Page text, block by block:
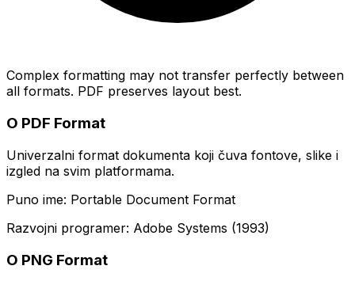
Complex formatting may not transfer perfectly between
all formats. PDF preserves layout best.
O PDF Format
Univerzalni format dokumenta koji čuva fontove, slike i
izgled na svim platformama.
Puno ime: Portable Document Format
Razvojni programer: Adobe Systems (1993)
O PNG Format